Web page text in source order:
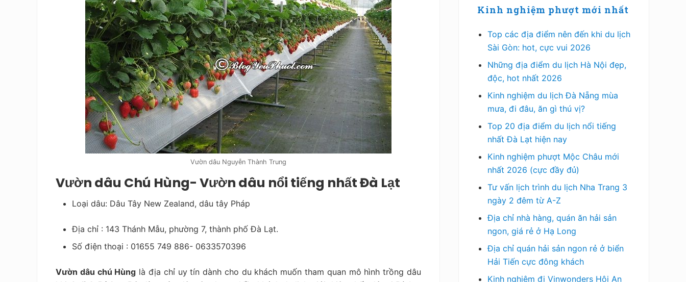
Vườn dâu Nguyễn Thành Trung
Vườn dâu Chú Hùng- Vườn dâu nổi tiếng nhất Đà Lạt
Loại dâu: Dâu Tây New Zealand, dâu tây Pháp
Địa chỉ : 143 Thánh Mẫu, phường 7, thành phố Đà Lạt.
Số điện thoại : 01655 749 886- 0633570396
Vườn dâu chú Hùng là địa chỉ uy tín dành cho du khách muốn tham quan mô hình trồng dâu
Kinh nghiệm phượt mới nhất
Top các địa điểm nên đến khi du lịch
Sài Gòn: hot, cực vui 2026
Những địa điểm du lịch Hà Nội đẹp,
độc, hot nhất 2026
Kinh nghiệm du lịch Đà Nẵng mùa
mưa, đi đâu, ăn gì thú vị?
Top 20 địa điểm du lịch nổi tiếng
nhất Đà Lạt hiện nay
Kinh nghiệm phượt Mộc Châu mới
nhất 2026 (cực đầy đủ)
Tư vấn lịch trình du lịch Nha Trang 3
ngày 2 đêm từ A-Z
Địa chỉ nhà hàng, quán ăn hải sản
ngon, giá rẻ ở Hạ Long
Địa chỉ quán hải sản ngon rẻ ở biển
Hải Tiến cực đông khách
Kinh nghiệm đi Vinwonders Hội An